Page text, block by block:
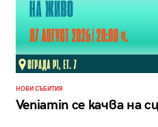
НОВИ СЪБИТИЯ
Veniamin се качва на